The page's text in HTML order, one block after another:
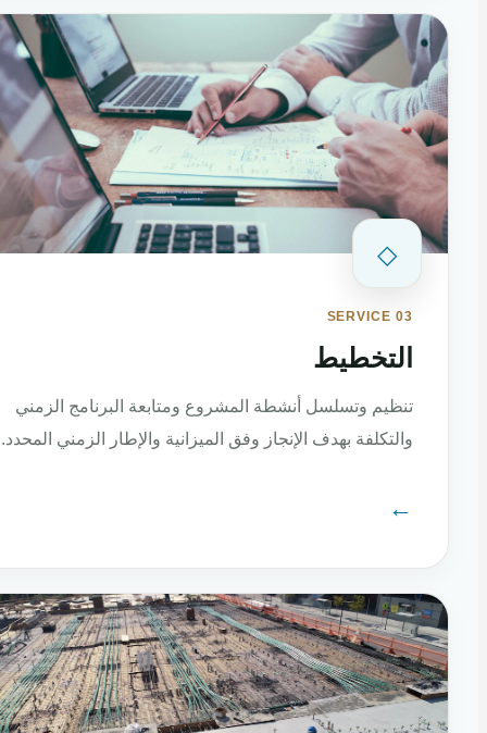
◇
SERVICE 03
التخطيط
تنظيم وتسلسل أنشطة المشروع ومتابعة البرنامج الزمني
والتكلفة بهدف الإنجاز وفق الميزانية والإطار الزمني المحدد.